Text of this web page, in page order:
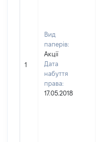
1
Вид
паперів:
Акції
Дата
набуття
права:
17.05.2018